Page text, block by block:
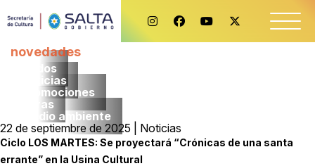
novedades
Todos
noticias
promociones
obras
medio ambiente
22 de septiembre de 2025 | Noticias
Ciclo LOS MARTES: Se proyectará “Crónicas de una santa
errante” en la Usina Cultural